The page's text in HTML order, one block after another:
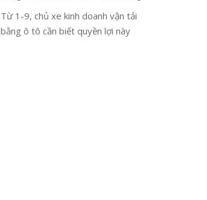
Từ 1-9, chủ xe kinh doanh vận tải
bằng ô tô cần biết quyền lợi này